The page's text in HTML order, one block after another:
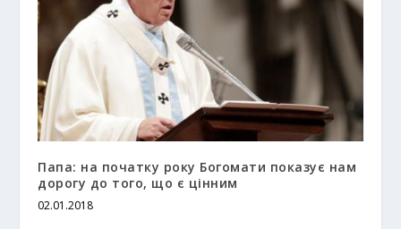
Папа: на початку року Богомати показує нам
дорогу до того, що є цінним
02.01.2018